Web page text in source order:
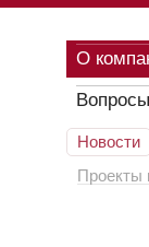
О
Новости
Проекты